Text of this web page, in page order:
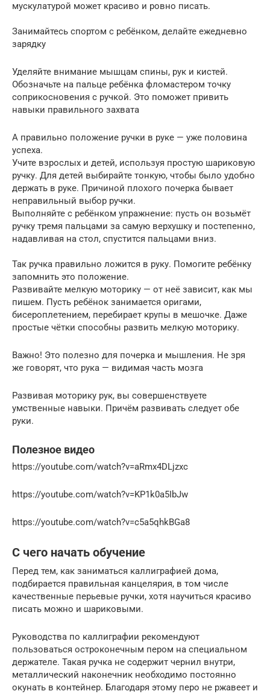
мускулатурой может красиво и ровно писать.
Занимайтесь спортом с ребёнком, делайте ежедневно
зарядку
Уделяйте внимание мышцам спины, рук и кистей.
Обозначьте на пальце ребёнка фломастером точку
соприкосновения с ручкой. Это поможет привить
навыки правильного захвата
А правильно положение ручки в руке — уже половина
успеха.
Учите взрослых и детей, используя простую шариковую
ручку. Для детей выбирайте тонкую, чтобы было удобно
держать в руке. Причиной плохого почерка бывает
неправильный выбор ручки.
Выполняйте с ребёнком упражнение: пусть он возьмёт
ручку тремя пальцами за самую верхушку и постепенно,
надавливая на стол, спустится пальцами вниз.
Так ручка правильно ложится в руку. Помогите ребёнку
запомнить это положение.
Развивайте мелкую моторику — от неё зависит, как мы
пишем. Пусть ребёнок занимается оригами,
бисероплетением, перебирает крупы в мешочке. Даже
простые чётки способны развить мелкую моторику.
Важно! Это полезно для почерка и мышления. Не зря
же говорят, что рука — видимая часть мозга
Развивая моторику рук, вы совершенствуете
умственные навыки. Причём развивать следует обе
руки.
Полезное видео
https://youtube.com/watch?v=aRmx4DLjzxc
https://youtube.com/watch?v=KP1k0a5IbJw
https://youtube.com/watch?v=c5a5qhkBGa8
С чего начать обучение
Перед тем, как заниматься каллиграфией дома,
подбирается правильная канцелярия, в том числе
качественные перьевые ручки, хотя научиться красиво
писать можно и шариковыми.
Руководства по каллиграфии рекомендуют
пользоваться остроконечным пером на специальном
держателе. Такая ручка не содержит чернил внутри,
металлический наконечник необходимо постоянно
окунать в контейнер. Благодаря этому перо не ржавеет и